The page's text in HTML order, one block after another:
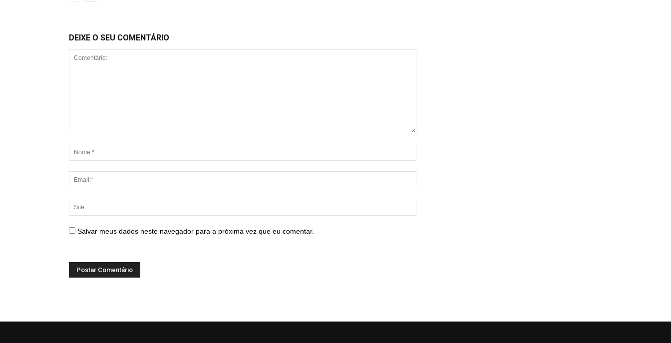
DEIXE O SEU COMENTÁRIO
Salvar meus dados neste navegador para a próxima vez que eu comentar.